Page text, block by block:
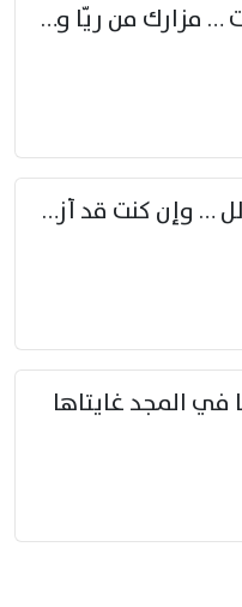
حننت إلى ريّا ونفسك باعدت … مزارك من ريّا وشعباكما معا
أفاطم مهلا بعض هذا التدلل … وإن كنت قد أزمعت صرمي فأجملي
في المجد غايتاها